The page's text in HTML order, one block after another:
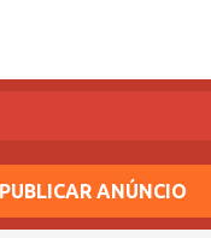
PUBLICAR ANÚNCIO